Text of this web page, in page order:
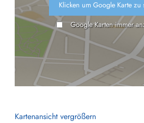
Klicken um Google Karte zu
Google Karten immer
Kartenansicht vergrößern